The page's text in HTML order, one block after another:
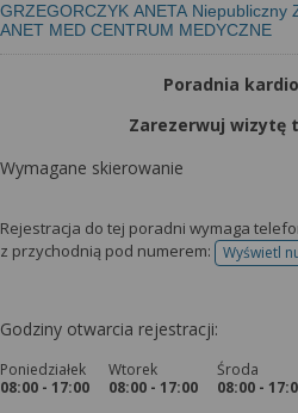
GRZEGORCZYK ANETA Niepubliczny
ANET MED CENTRUM MEDYCZNE
Poradnia
Zarezerwuj wizytę
Wymagane skierowanie
Rejestracja do tej poradni wymaga
z przychodnią pod numerem:
Wyświetl
Godziny otwarcia rejestracji:
Poniedziałek
08:00 - 17:00
Wtorek
08:00 - 17:00
Środa
08:00 -